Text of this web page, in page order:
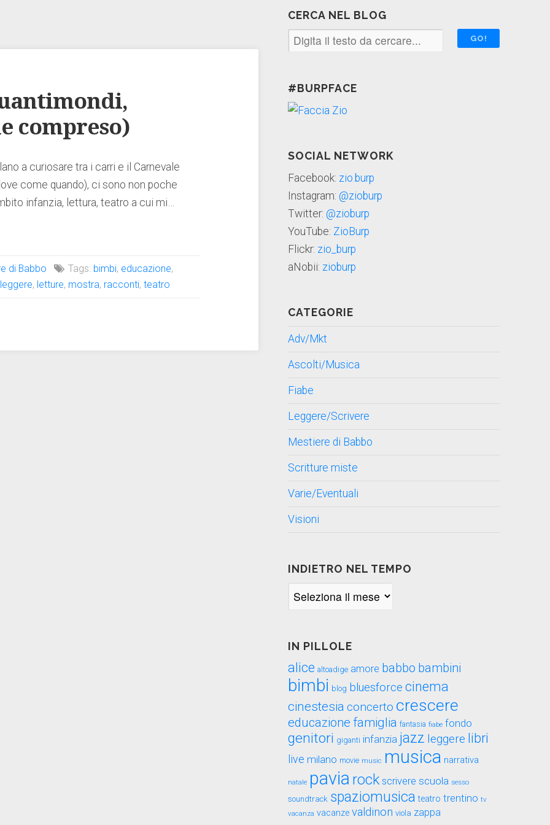
compreso)
a curiosare tra i carri e il Carnevale
come quando), ci sono non poche
infanzia, lettura, teatro a cui mi…
di Babbo Tags: bimbi, educazione,
leggere, letture, mostra, racconti,teatro
CERCA NEL BLOG
#BURPFACE
SOCIAL NETWORK
Facebook: zio.burp
Instagram: @zioburp
Twitter: @zioburp
YouTube: ZioBurp
Flickr: zio_burp
aNobii: zioburp
CATEGORIE
Adv/Mkt
Ascolti/Musica
Fiabe
Leggere/Scrivere
Mestiere di Babbo
Scritture miste
Varie/Eventuali
Visioni
INDIETRO NEL TEMPO
Indietro
IN PILLOLE
alice altoadige amore babbo bambini
bimbi blog bluesforce cinema
cinestesia concerto crescere
educazione famiglia fantasia fiabe fondo
genitori giganti infanzia jazz leggere libri
live milano movie music musica narrativa
natale pavia rock scrivere scuola sesso
soundtrack spaziomusica teatro trentino tv
vacanza vacanze valdinon viola zappa